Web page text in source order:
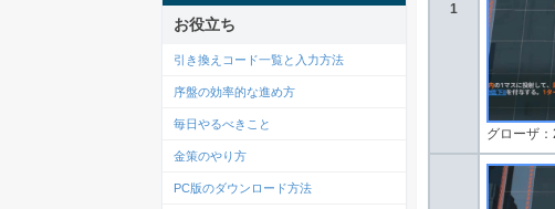
1
グローザ
お役立ち
引き換えコード一覧と入力方法
序盤の効率的な進め方
毎日やるべきこと
金策のやり方
PC版のダウンロード方法